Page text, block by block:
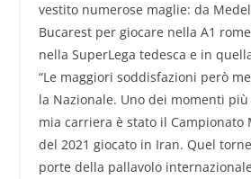
vestito numerose maglie: da
Bucarest per giocare nella A1
nella SuperLega tedesca e in
“Le maggiori soddisfazioni però
la Nazionale. Uno dei momenti
mia carriera è stato il Campionato
del 2021 giocato in Iran. Quel
porte della pallavolo